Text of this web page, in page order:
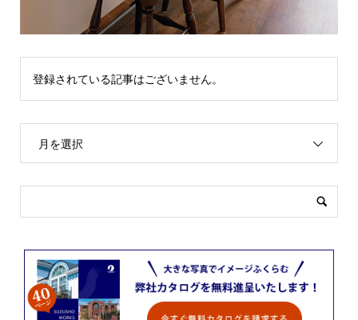
登録されている記事はございません。
月を選択